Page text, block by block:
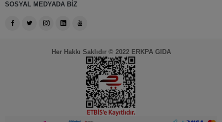
SOSYAL MEDYADA BİZ
Her Hakkı Saklıdır © 2022 ERKPA GIDA